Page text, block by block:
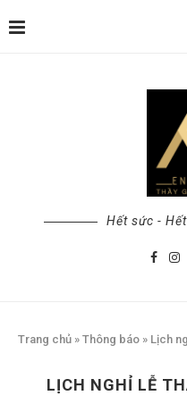
Hết sức -
Trang chủ » Thông báo » Lịch
LỊCH NGHỈ LỄ